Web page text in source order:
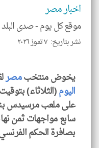
اخبار مصر
موقع كل يوم -صدى البلد
نشر بتاريخ: ٧ تموز ٢٠٢٦
يخوض منتخبمصر
اليوم(الثلاثاء) بتوقيت
على ملعب مرسيدس بنز
بصافرة الحكم